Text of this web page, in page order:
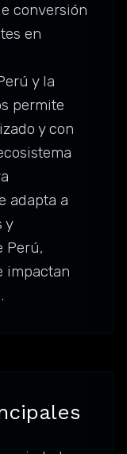
conversión
en
y la
permite
y con
adapta a
y
Perú,
impactan